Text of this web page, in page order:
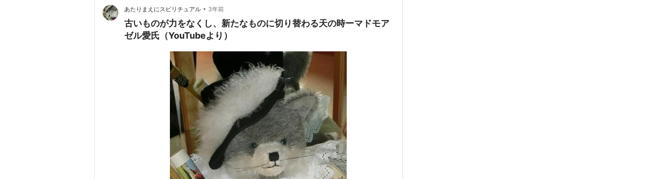
あたりまえにスピリチュアル • 3年前
古いものが力をなくし、新たなものに切り替わる天の時ーマドモア
ゼル愛氏（YouTubeより）